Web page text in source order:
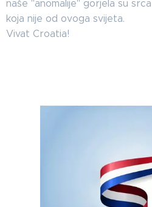
naše "anomalije" gorjela su
koja nije od ovoga svijeta.
Vivat Croatia!